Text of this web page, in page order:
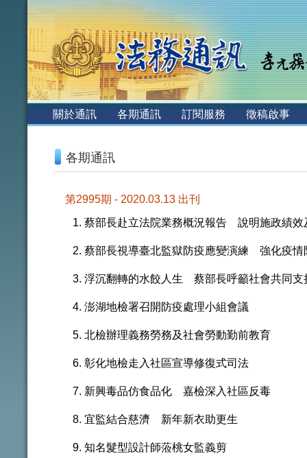
關於通訊 各期通訊 訂閱服務
徵稿啟事
各期通訊
第2995期 - 2020.03.13 出刊
蔡部長赴立法院業務概況報告 說明施政績效
蔡部長視導臺北監獄防疫應變演練 強化疫情
浮沉翻轉的水餃人生 蔡部長呼籲社會共同支
澎湖地檢署召開防疫處理小組會議
北檢辦理義務勞務及社會勞動勤前教育
彰化地檢走入社區宣導修復式司法
新興毒品仿食品化 嘉檢深入社區反毒
宜監結合慈濟 新年新衣助更生
知名髮型設計師蒞桃女監義剪